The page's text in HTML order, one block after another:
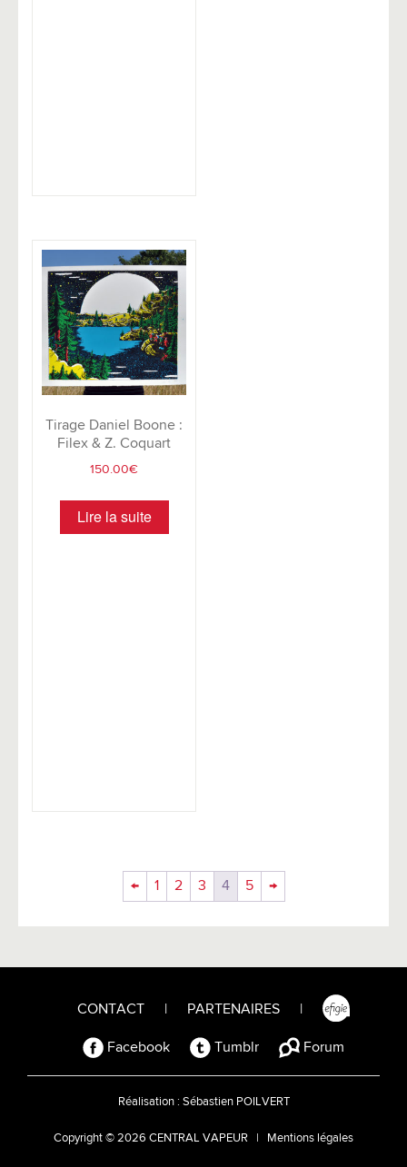
Tirage Daniel Boone :
Filex & Z. Coquart
150.00€
Lire la suite
← 1 2 3 4 5 →
CONTACT PARTENAIRES
Facebook Tumblr Forum
Réalisation : Sébastien POILVERT
Copyright © 2026 CENTRAL VAPEUR | Mentions légales